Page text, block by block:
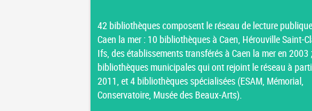
42 bibliothèques composent le réseau de lecture
Caen la mer : 10 bibliothèques à Caen, Hérouville Saint-
Ifs, des établissements transférés à Caen la mer en 2003
bibliothèques municipales qui ont rejoint le réseau à
2011, et 4 bibliothèques spécialisées (ESAM, Mémorial,
Conservatoire, Musée des Beaux-Arts).